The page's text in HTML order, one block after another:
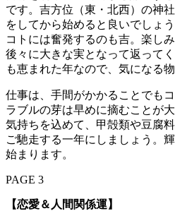
です。吉方位（東・北西）の神
をしてから始めると良いでしょ
コトには奮発するのも吉。楽し
後々に大きな実となって返って
も恵まれた年なので、気になる
仕事は、手間がかかることでも
ラブルの芽は早めに摘むことが
気持ちを込めて、甲殻類や豆腐
ご馳走する一年にしましょう。
始まります。
PAGE 3
【恋愛＆人間関係運】